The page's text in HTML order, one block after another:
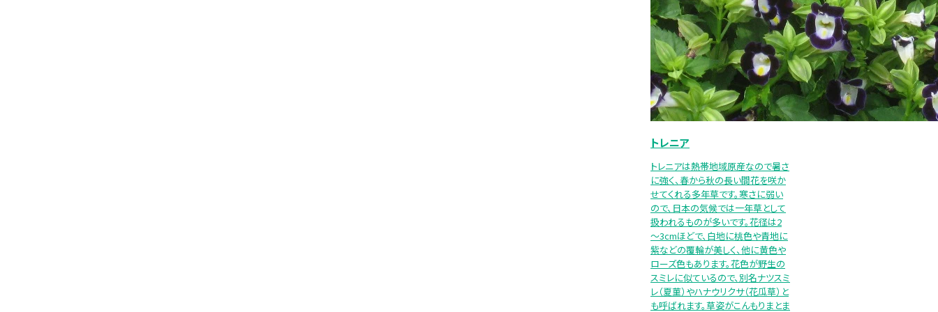
トレニア
トレニアは熱帯地域原産なので暑さ
に強く、春から秋の長い間花を咲か
せてくれる多年草です。寒さに弱い
ので、日本の気候では一年草として
扱われるものが多いです。花径は2
～3cmほどで、白地に桃色や青地に
紫などの覆輪が美しく、他に黄色や
ローズ色もあります。花色が野生の
スミレに似ているので、別名ナツスミ
レ（夏菫）やハナウリクサ（花瓜草）と
も呼ばれます。草姿がこんもりまとま